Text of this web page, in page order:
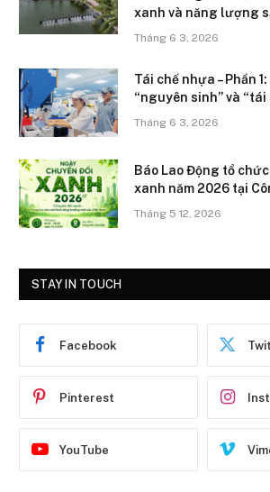
xanh và năng lượng
Tháng 6 3, 2026
Tái chế nhựa – Phần
“nguyên sinh” và “tái
Tháng 6 3, 2026
Báo Lao Động tổ
xanh năm 2026 tại
Tháng 5 12, 2026
STAY IN TOUCH
Facebook
Pinterest
YouTube